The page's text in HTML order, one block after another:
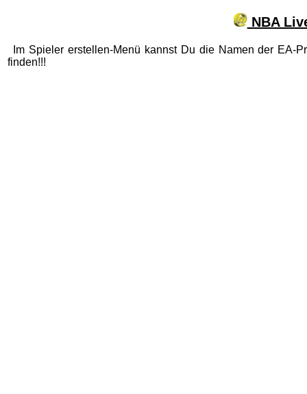
NBA
Im Spieler erstellen-Menü kannst Du die Namen der EA-
finden!!!